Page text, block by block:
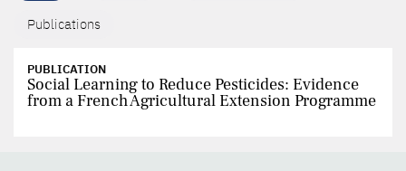
Publications
PUBLICATION
Social Learning to Reduce Pesticides: Evidence
from a French Agricultural Extension Programme